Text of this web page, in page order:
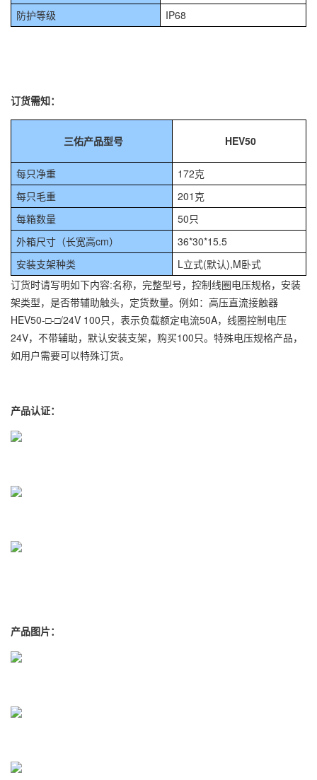
防护等级
IP68
订货需知：
三佑产品型号 HEV50
每只净重
172克
每只毛重
201克
每箱数量
50只
外箱尺寸（长宽高cm）
36*30*15.5
安装支架种类
L立式(默认),M卧式
订货时请写明如下内容:名称，完整型号，控制线圈电压规格，安装
架类型，是否带辅助触头，定货数量。例如：高压直流接触器
HEV50-□-□/24V 100只，表示负载额定电流50A，线圈控制电压
24V，不带辅助，默认安装支架，购买100只。特殊电压规格产品，
如用户需要可以特殊订货。
产品认证：
产品图片：